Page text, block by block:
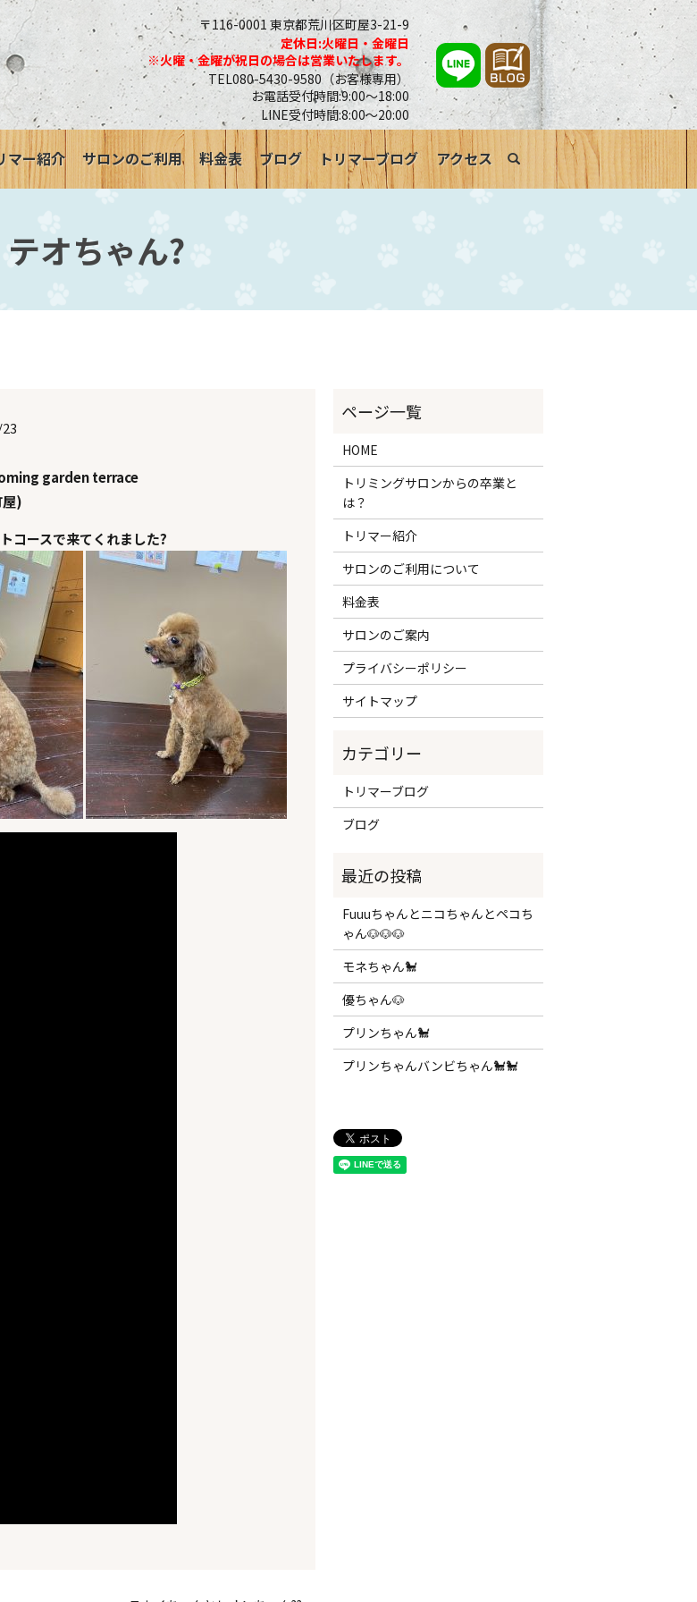
〒116-0001 東京都荒川区町屋3-21-9
定休日:火曜日・金曜日
※火曜・金曜が祝日の場合は営業いたします。
TEL080-5430-9580（お客様専用）
お電話受付時間:9:00～18:00
LINE受付時間:8:00～20:00
マー紹介 サロンのご利用 料金表 ブログ トリマーブログ アクセス search
テオちゃん?
garden terrace
屋)
コースで来てくれました?
HOME
トリミングサロンからの卒業と
は？
トリマー紹介
サロンのご利用について
料金表
サロンのご案内
プライバシーポリシー
サイトマップ
トリマーブログ
ブログ
Fuuuちゃんとニコちゃんとペコち
ゃん🐶🐶🐶
モネちゃん🐩
優ちゃん🐶
プリンちゃん🐩
プリンちゃんバンビちゃん🐩🐩